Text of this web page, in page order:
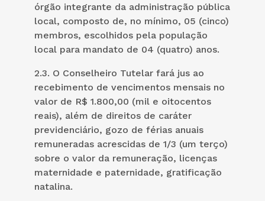
órgão integrante da administração pública
local, composto de, no mínimo, 05 (cinco)
membros, escolhidos pela população
local para mandato de 04 (quatro) anos.
2.3. O Conselheiro Tutelar fará jus ao
recebimento de vencimentos mensais no
valor de R$ 1.800,00 (mil e oitocentos
reais), além de direitos de caráter
previdenciário, gozo de férias anuais
remuneradas acrescidas de 1/3 (um terço)
sobre o valor da remuneração, licenças
maternidade e paternidade, gratificação
natalina.